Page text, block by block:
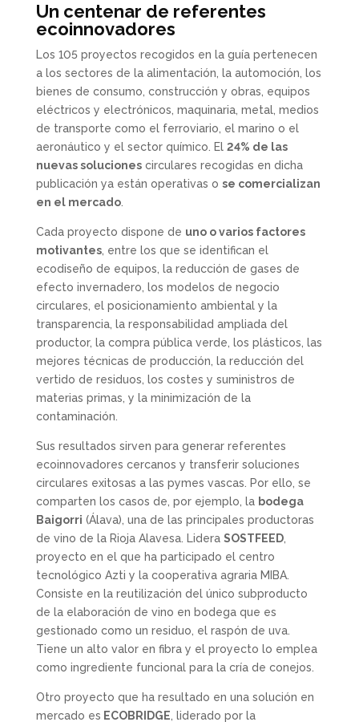
Un centenar de referentes
ecoinnovadores
Los 105 proyectos recogidos en la guía pertenecen
a los sectores de la alimentación, la automoción, los
bienes de consumo, construcción y obras, equipos
eléctricos y electrónicos, maquinaria, metal, medios
de transporte como el ferroviario, el marino o el
aeronáutico y el sector químico. El 24% de las
nuevas solucionescirculares recogidas en dicha
publicación ya están operativas o se comercializan
en el mercado.
Cada proyecto dispone de uno o varios factores
motivantes, entre los que se identifican el
ecodiseño de equipos, la reducción de gases de
efecto invernadero, los modelos de negocio
circulares, el posicionamiento ambiental y la
transparencia, la responsabilidad ampliada del
productor, la compra pública verde, los plásticos, las
mejores técnicas de producción, la reducción del
vertido de residuos, los costes y suministros de
materias primas, y la minimización de la
contaminación.
Sus resultados sirven para generar referentes
ecoinnovadores cercanos y transferir soluciones
circulares exitosas a las pymes vascas. Por ello, se
comparten los casos de, por ejemplo, la bodega
Baigorri (Álava), una de las principales productoras
de vino de la Rioja Alavesa. Lidera SOSTFEED,
proyecto en el que ha participado el centro
tecnológico Azti y la cooperativa agraria MIBA.
Consiste en la reutilización del único subproducto
de la elaboración de vino en bodega que es
gestionado como un residuo, el raspón de uva.
Tiene un alto valor en fibra y el proyecto lo emplea
como ingrediente funcional para la cría de conejos.
Otro proyecto que ha resultado en una solución en
mercado es ECOBRIDGE , liderado por la